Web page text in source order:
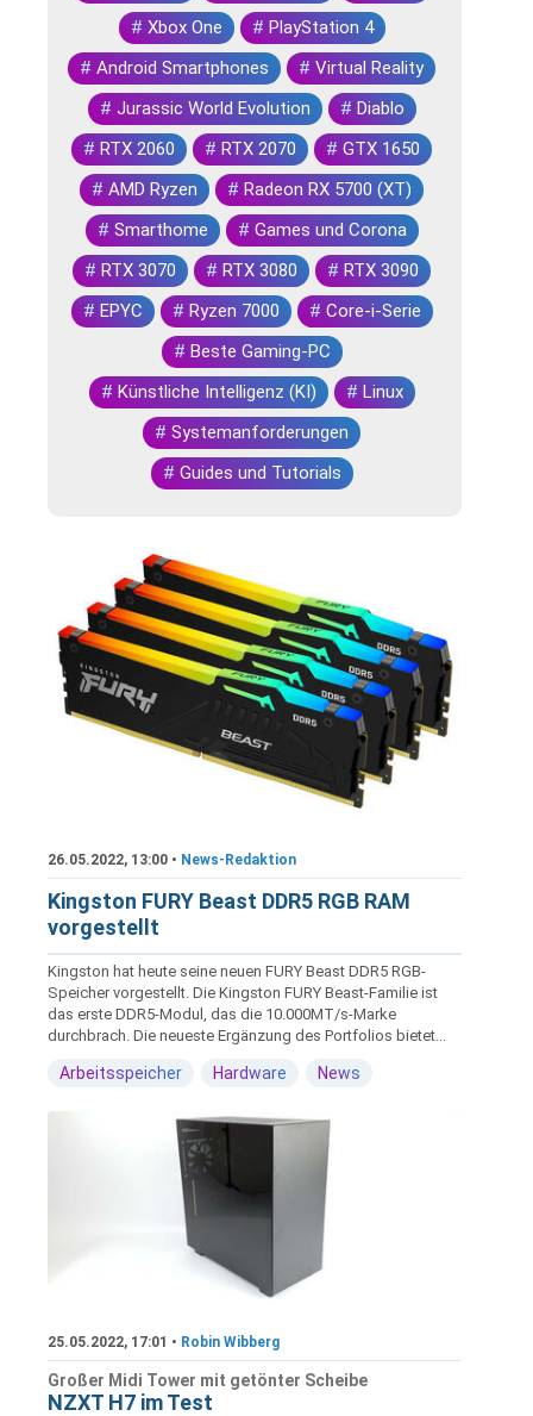
# Xbox One # PlayStation 4
# Android Smartphones # Virtual Reality
# Jurassic World Evolution # Diablo
# RTX 2060 # RTX 2070 # GTX 1650
# AMD Ryzen # Radeon RX 5700 (XT)
# Smarthome # Games und Corona
# RTX 3070 # RTX 3080 # RTX 3090
# EPYC # Ryzen 7000 # Core-i-Serie
# Beste Gaming-PC
# Künstliche Intelligenz (KI) # Linux
# Systemanforderungen
# Guides und Tutorials
26.05.2022, 13:00 • News-Redaktion
Kingston FURY Beast DDR5 RGB RAM
vorgestellt
Kingston hat heute seine neuen FURY Beast DDR5 RGB-
Speicher vorgestellt. Die Kingston FURY Beast-Familie ist
das erste DDR5-Modul, das die 10.000MT/s-Marke
durchbrach. Die neueste Ergänzung des Portfolios bietet...
Arbeitsspeicher Hardware News
25.05.2022, 17:01 • Robin Wibberg
Großer Midi Tower mit getönter Scheibe
NZXT H7 im Test